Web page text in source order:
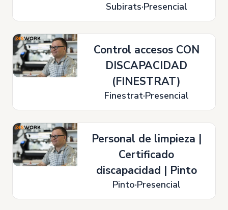
Subirats Presencial
Control accesos CON
DISCAPACIDAD
(FINESTRAT)
Finestrat Presencial
Personal de limpieza |
Certificado
discapacidad | Pinto
Pinto Presencial